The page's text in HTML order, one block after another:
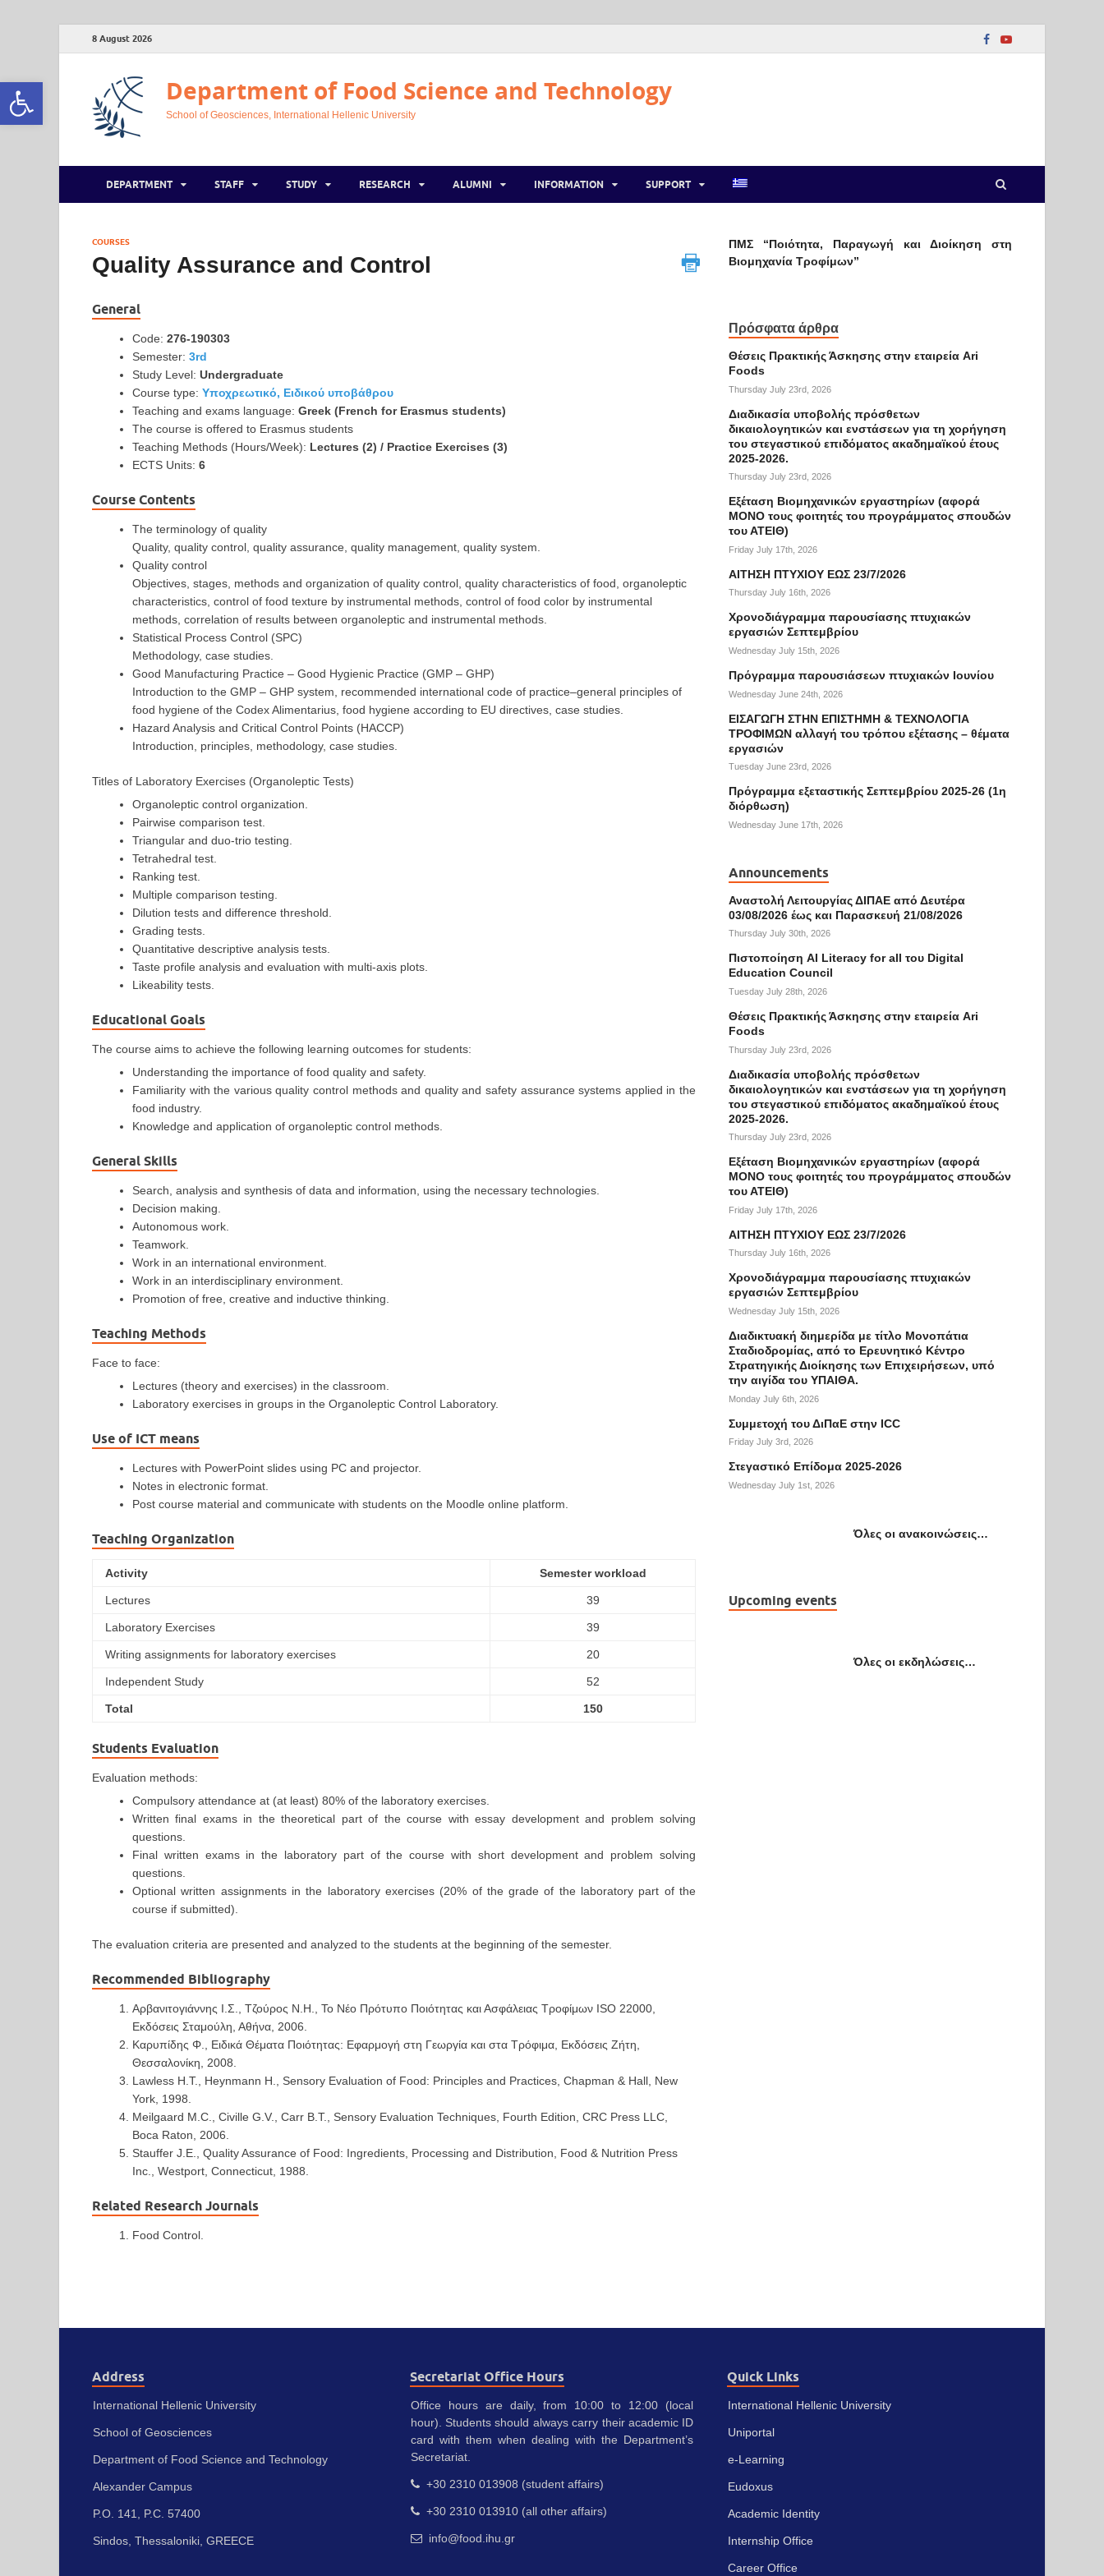
Open toolbar
8 August 2026
Department of Food Science and Technology
School of Geosciences, International Hellenic University
DEPARTMENT STAFF STUDY RESEARCH ALUMNI INFORMATION SUPPORT
COURSES
Quality Assurance and Control
General
Code: 276-190303
Semester: 3rd
Study Level: Undergraduate
Course type: Υποχρεωτικό, Ειδικού υποβάθρου
Teaching and exams language: Greek (French for Erasmus students)
The course is offered to Erasmus students
Teaching Methods (Hours/Week): Lectures (2) / Practice Exercises (3)
ECTS Units: 6
Course Contents
The terminology of quality
Quality, quality control, quality assurance, quality management, quality system.
Quality control
Objectives, stages, methods and organization of quality control, quality characteristics of food, organoleptic
characteristics, control of food texture by instrumental methods, control of food color by instrumental
methods, correlation of results between organoleptic and instrumental methods.
Statistical Process Control (SPC)
Methodology, case studies.
Good Manufacturing Practice – Good Hygienic Practice (GMP – GHP)
Introduction to the GMP – GHP system, recommended international code of practice–general principles of
food hygiene of the Codex Alimentarius, food hygiene according to EU directives, case studies.
Hazard Analysis and Critical Control Points (HACCP)
Introduction, principles, methodology, case studies.
Titles of Laboratory Exercises (Organoleptic Tests)
Organoleptic control organization.
Pairwise comparison test.
Triangular and duo-trio testing.
Tetrahedral test.
Ranking test.
Multiple comparison testing.
Dilution tests and difference threshold.
Grading tests.
Quantitative descriptive analysis tests.
Taste profile analysis and evaluation with multi-axis plots.
Likeability tests.
Educational Goals
The course aims to achieve the following learning outcomes for students:
Understanding the importance of food quality and safety.
Familiarity with the various quality control methods and quality and safety assurance systems applied in the
food industry.
Knowledge and application of organoleptic control methods.
General Skills
Search, analysis and synthesis of data and information, using the necessary technologies.
Decision making.
Autonomous work.
Teamwork.
Work in an international environment.
Work in an interdisciplinary environment.
Promotion of free, creative and inductive thinking.
Teaching Methods
Face to face:
Lectures (theory and exercises) in the classroom.
Laboratory exercises in groups in the Organoleptic Control Laboratory.
Use of ICT means
Lectures with PowerPoint slides using PC and projector.
Notes in electronic format.
Post course material and communicate with students on the Moodle online platform.
Teaching Organization
Activity Semester workload
Lectures 39
Laboratory Exercises 39
Writing assignments for laboratory exercises 20
Independent Study 52
Total 150
Students Evaluation
Evaluation methods:
Compulsory attendance at (at least) 80% of the laboratory exercises.
Written final exams in the theoretical part of the course with essay development and problem solving
questions.
Final written exams in the laboratory part of the course with short development and problem solving
questions.
Optional written assignments in the laboratory exercises (20% of the grade of the laboratory part of the
course if submitted).
The evaluation criteria are presented and analyzed to the students at the beginning of the semester.
Recommended Bibliography
Αρβανιτογιάννης I.Σ., Τζούρος N.H., Το Nέο Πρότυπο Ποιότητας και Ασφάλειας Τροφίμων ISO 22000,
Εκδόσεις Σταμούλη, Αθήνα, 2006.
Καρυπίδης Φ., Ειδικά Θέματα Ποιότητας: Εφαρμογή στη Γεωργία και στα Τρόφιμα, Εκδόσεις Ζήτη,
Θεσσαλονίκη, 2008.
Lawless H.T., Heynmann Η., Sensory Evaluation of Food: Principles and Practices, Chapman & Hall, New
York, 1998.
Meilgaard M.C., Civille G.V., Carr B.T., Sensory Evaluation Techniques, Fourth Edition, CRC Press LLC,
Boca Raton, 2006.
Stauffer J.E., Quality Assurance of Food: Ingredients, Processing and Distribution, Food & Nutrition Press
Inc., Westport, Connecticut, 1988.
Related Research Journals
Food Control.
ΠΜΣ “Ποιότητα, Παραγωγή και Διοίκηση στη
Βιομηχανία Τροφίμων”
Πρόσφατα άρθρα
Θέσεις Πρακτικής Άσκησης στην εταιρεία Ari
Foods
Thursday July 23rd, 2026
Διαδικασία υποβολής πρόσθετων
δικαιολογητικών και ενστάσεων για τη χορήγηση
του στεγαστικού επιδόματος ακαδημαϊκού έτους
2025-2026.
Thursday July 23rd, 2026
Εξέταση Βιομηχανικών εργαστηρίων (αφορά
ΜΟΝΟ τους φοιτητές του προγράμματος σπουδών
του ΑΤΕΙΘ)
Friday July 17th, 2026
ΑΙΤΗΣΗ ΠΤΥΧΙΟΥ ΕΩΣ 23/7/2026
Thursday July 16th, 2026
Χρονοδιάγραμμα παρουσίασης πτυχιακών
εργασιών Σεπτεμβρίου
Wednesday July 15th, 2026
Πρόγραμμα παρουσιάσεων πτυχιακών Ιουνίου
Wednesday June 24th, 2026
ΕΙΣΑΓΩΓΗ ΣΤΗΝ ΕΠΙΣΤΗΜΗ & ΤΕΧΝΟΛΟΓΙΑ
ΤΡΟΦΙΜΩΝ αλλαγή του τρόπου εξέτασης – θέματα
εργασιών
Tuesday June 23rd, 2026
Πρόγραμμα εξεταστικής Σεπτεμβρίου 2025-26 (1η
διόρθωση)
Wednesday June 17th, 2026
Announcements
Αναστολή Λειτουργίας ΔΙΠΑΕ από Δευτέρα
03/08/2026 έως και Παρασκευή 21/08/2026
Thursday July 30th, 2026
Πιστοποίηση AI Literacy for all του Digital
Education Council
Tuesday July 28th, 2026
Θέσεις Πρακτικής Άσκησης στην εταιρεία Ari
Foods
Thursday July 23rd, 2026
Διαδικασία υποβολής πρόσθετων
δικαιολογητικών και ενστάσεων για τη χορήγηση
του στεγαστικού επιδόματος ακαδημαϊκού έτους
2025-2026.
Thursday July 23rd, 2026
Εξέταση Βιομηχανικών εργαστηρίων (αφορά
ΜΟΝΟ τους φοιτητές του προγράμματος σπουδών
του ΑΤΕΙΘ)
Friday July 17th, 2026
ΑΙΤΗΣΗ ΠΤΥΧΙΟΥ ΕΩΣ 23/7/2026
Thursday July 16th, 2026
Χρονοδιάγραμμα παρουσίασης πτυχιακών
εργασιών Σεπτεμβρίου
Wednesday July 15th, 2026
Διαδικτυακή διημερίδα με τίτλο Μονοπάτια
Σταδιοδρομίας, από το Ερευνητικό Κέντρο
Στρατηγικής Διοίκησης των Επιχειρήσεων, υπό
την αιγίδα του ΥΠΑΙΘΑ.
Monday July 6th, 2026
Συμμετοχή του ΔιΠαΕ στην ICC
Friday July 3rd, 2026
Στεγαστικό Επίδομα 2025-2026
Wednesday July 1st, 2026
Όλες οι ανακοινώσεις…
Upcoming events
Όλες οι εκδηλώσεις…
Address
International Hellenic University
School of Geosciences
Department of Food Science and Technology
Alexander Campus
P.O. 141, P.C. 57400
Sindos, Thessaloniki, GREECE
Secretariat Office Hours
Office hours are daily, from 10:00 to 12:00 (local
hour). Students should always carry their academic ID
card with them when dealing with the Department’s
Secretariat.
+30 2310 013908 (student affairs)
+30 2310 013910 (all other affairs)
info@food.ihu.gr
Quick Links
International Hellenic University
Uniportal
e-Learning
Eudoxus
Academic Identity
Internship Office
Career Office